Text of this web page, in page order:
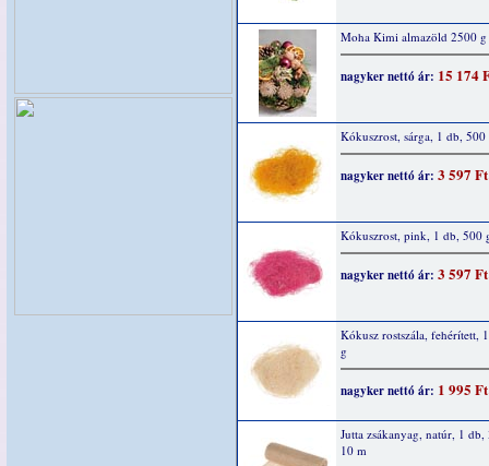
Moha Kimi almazöld 2500 g
nagyker nettó ár: 15 174
Kókuszrost, sárga, 1 db, 500
nagyker nettó ár: 3 597 Ft
Kókuszrost, pink, 1 db, 500
nagyker nettó ár: 3 597 Ft
Kókusz rostszála, fehérített,
g
nagyker nettó ár: 1 995 Ft
Jutta zsákanyag, natúr, 1
10 m